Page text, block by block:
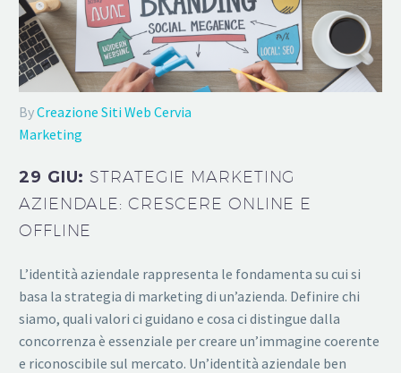
ByCreazione Siti Web Cervia
Marketing
29 GIU: STRATEGIE MARKETING
AZIENDALE: CRESCERE ONLINE E
OFFLINE
L’identità aziendale rappresenta le fondamenta su cui si
basa la strategia di marketing di un’azienda. Definire chi
siamo, quali valori ci guidano e cosa ci distingue dalla
concorrenza è essenziale per creare un’immagine coerente
e riconoscibile sul mercato. Un’identità aziendale ben